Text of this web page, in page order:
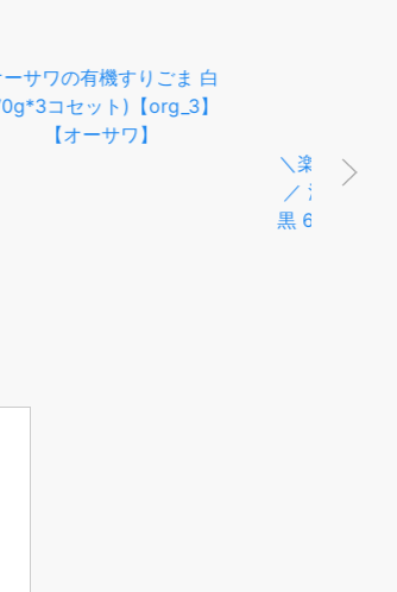
＼楽天ランキング1位獲得！
／ 波里 香りよい すりごま